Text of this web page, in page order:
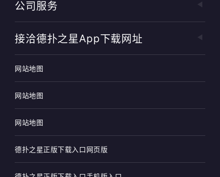
公司服务
接洽德扑之星app下载网址
网站地图
网站地图
网站地图
德扑之星正版下载入口网页版